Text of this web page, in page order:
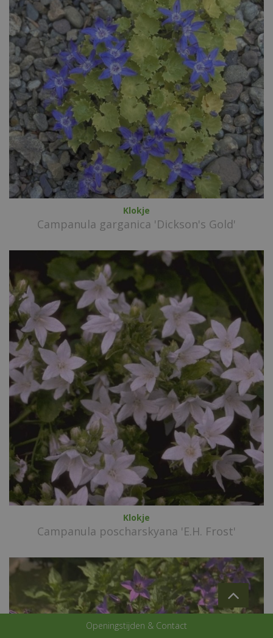
Klokje
Campanula garganica 'Dickson's Gold'
Klokje
Campanula poscharskyana 'E.H. Frost'
Openingstijden & Contact